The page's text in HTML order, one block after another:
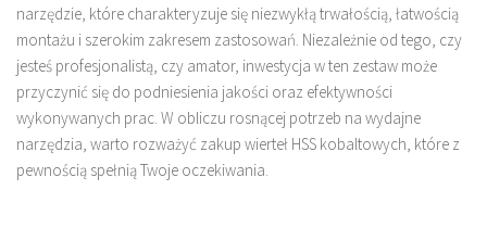
narzędzie, które charakteryzuje się niezwykłą trwałością, łatwością
montażu i szerokim zakresem zastosowań. Niezależnie od tego, czy
jesteś profesjonalistą, czy amator, inwestycja w ten zestaw może
przyczynić się do podniesienia jakości oraz efektywności
wykonywanych prac. W obliczu rosnącej potrzeb na wydajne
narzędzia, warto rozważyć zakup wierteł HSS kobaltowych, które z
pewnością spełnią Twoje oczekiwania.